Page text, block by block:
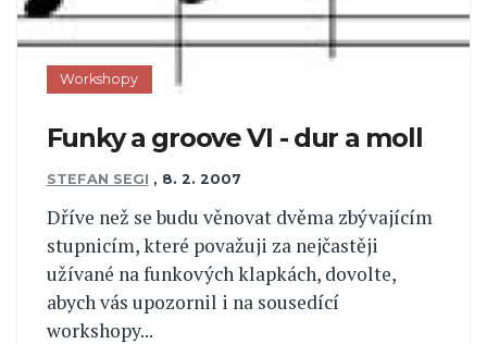
Workshopy
Funky a groove VI - dur a moll
STEFAN SEGI , 8. 2. 2007
Dříve než se budu věnovat dvěma zbývajícím
stupnicím, které považuji za nejčastěji
užívané na funkových klapkách, dovolte,
abych vás upozornil i na sousedící
workshopy...